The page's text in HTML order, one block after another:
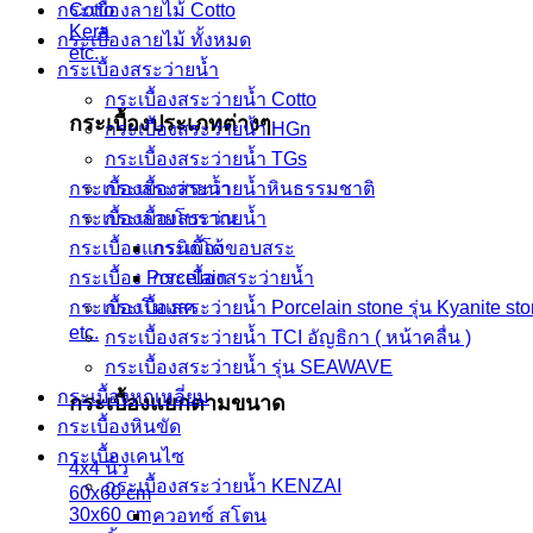
Cotto
Kera
etc.
กระเบื้องประเภทต่างๆ
กระเบื้องสระว่ายน้ำ
กระเบื้องลายโบราณ
กระเบื้องแกรนิตโต้
กระเบื้อง Porcelain
กระเบื้องโมเสค
etc.
กระเบื้องแยกตามขนาด
4x4 นิ้ว
60x60 cm
30x60 cm
กระเบื้องลายไม้ Cotto
กระเบื้องลายไม้ ทั้งหมด
กระเบื้องสระว่ายน้ำ
กระเบื้องสระว่ายน้ำ Cotto
กระเบื้องสระว่ายน้ำ HGn
กระเบื้องสระว่ายน้ำ TGs
กระเบื้องสระว่ายน้ำหินธรรมชาติ
กระเบื้องสระว่ายนํ้า
กระเบื้องขอบสระ
กระเบื้องสระว่ายนํ้า
กระเบื้องสระว่ายนํ้า Porcelain stone รุ่น Kyanite
กระเบื้องสระว่ายนํ้า TCI อัญธิกา ( หน้าคลื่น )
กระเบื้องสระว่ายนํ้า รุ่น SEAWAVE
กระเบื้องหกเหลี่ยม
กระเบื้องหินขัด
กระเบื้องเคนไซ
กระเบื้องสระว่ายน้ำ KENZAI
ควอทซ์ สโตน